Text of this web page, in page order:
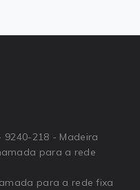
9240-218 - Madeira
para a rede
para a rede fixa